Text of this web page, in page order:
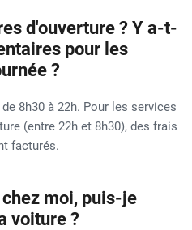
d'ouverture ? Y a-t-
pour les
?
8h30 à 22h. Pour les services
(entre 22h et 8h30), des frais
facturés.
moi, puis-je
voiture ?